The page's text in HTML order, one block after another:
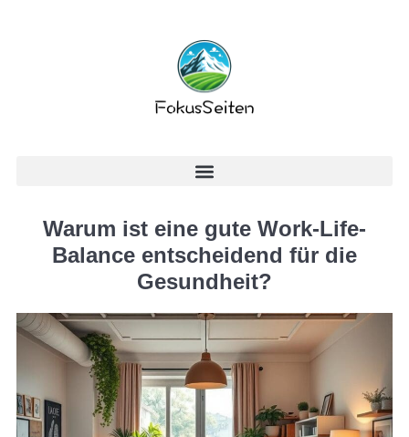
Warum ist eine gute Work-Life-
Balance entscheidend für die
Gesundheit?